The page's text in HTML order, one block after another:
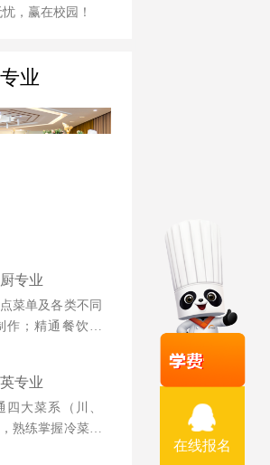
，赢在校园！
业
专业
菜单及各类不同
作；精通餐饮管
专业
大菜系（川、
熟练掌握冷菜、
在线报名